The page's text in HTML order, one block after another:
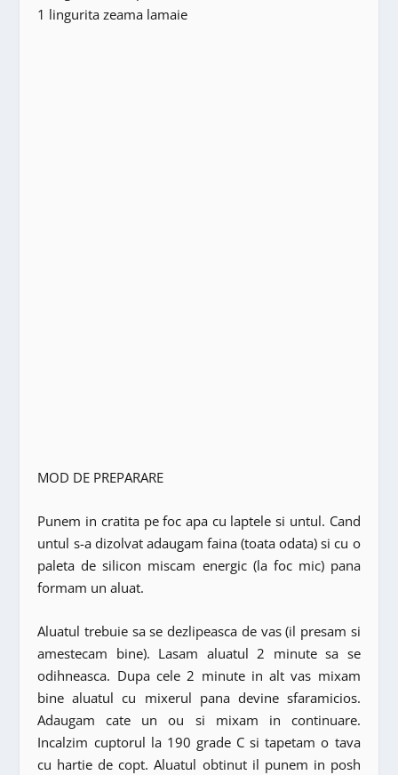
1 lingurita zeama lamaie
MOD DE PREPARARE
Punem in cratita pe foc apa cu laptele si untul. Cand
untul s-a dizolvat adaugam faina (toata odata) si cu o
paleta de silicon miscam energic (la foc mic) pana
formam un aluat.
Aluatul trebuie sa se dezlipeasca de vas (il presam si
amestecam bine). Lasam aluatul 2 minute sa se
odihneasca. Dupa cele 2 minute in alt vas mixam
bine aluatul cu mixerul pana devine sfaramicios.
Adaugam cate un ou si mixam in continuare.
Incalzim cuptorul la 190 grade C si tapetam o tava
cu hartie de copt. Aluatul obtinut il punem in posh